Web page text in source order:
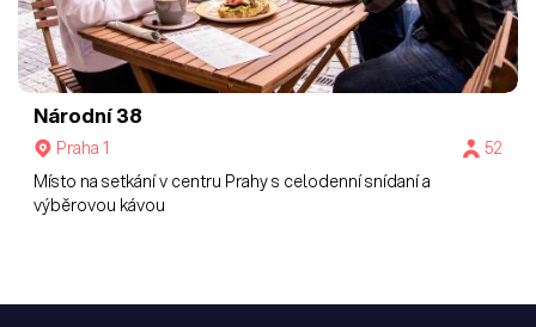
Národní 38
Praha 1
52
Místo na setkání v centru Prahy s celodenní snídaní a
výběrovou kávou